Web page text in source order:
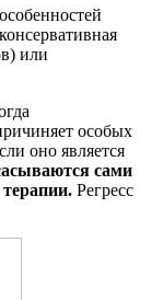
или
особых
оно является
сами
Регресс